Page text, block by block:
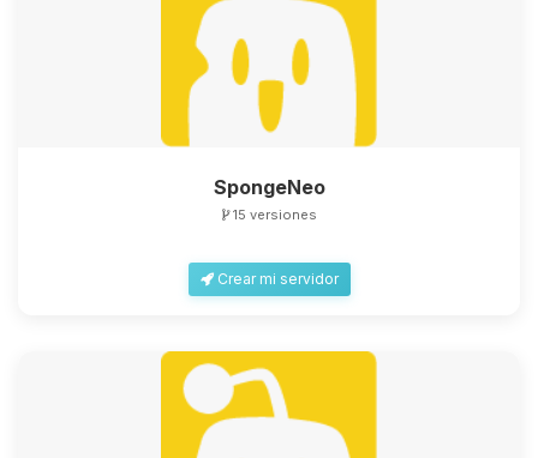
SpongeNeo
15 versiones
Crear mi servidor